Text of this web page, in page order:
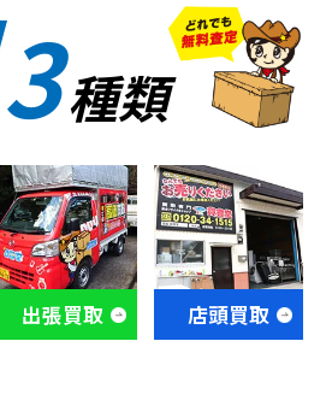
3種類
出張買取 店頭買取